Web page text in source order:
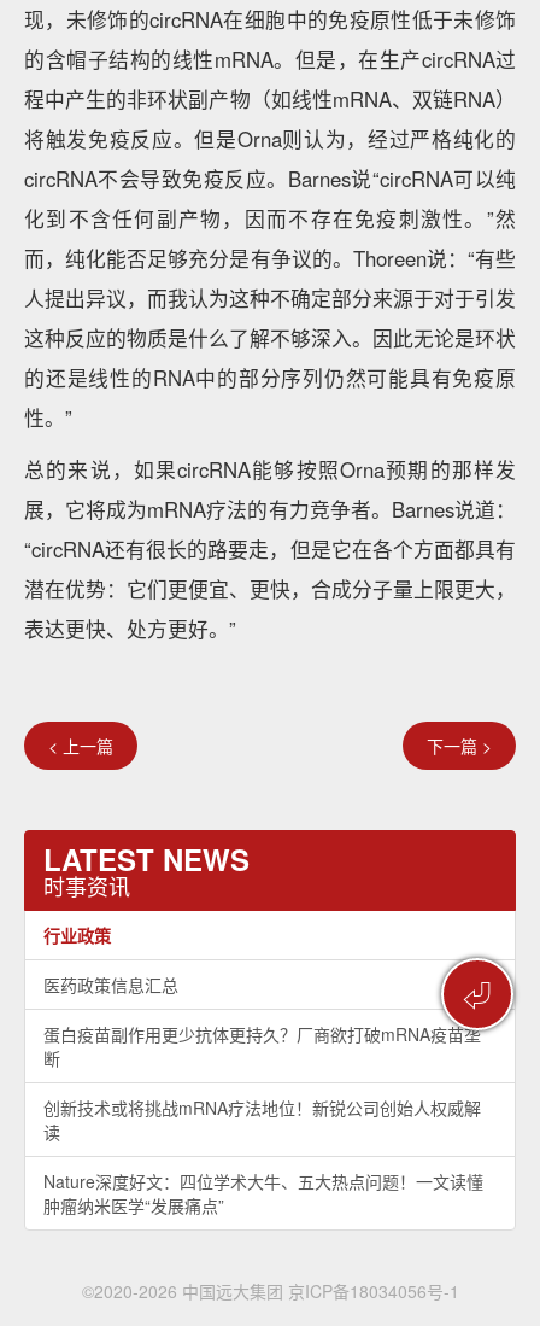
⏎
现，未修饰的circRNA在细胞中的免疫原性低于未修饰
的含帽子结构的线性mRNA。但是，在生产circRNA过
程中产生的非环状副产物（如线性mRNA、双链RNA）
将触发免疫反应。但是Orna则认为，经过严格纯化的
circRNA不会导致免疫反应。Barnes说“circRNA可以纯
化到不含任何副产物，因而不存在免疫刺激性。”然
而，纯化能否足够充分是有争议的。Thoreen说：“有些
人提出异议，而我认为这种不确定部分来源于对于引发
这种反应的物质是什么了解不够深入。因此无论是环状
的还是线性的RNA中的部分序列仍然可能具有免疫原
性。”
总的来说，如果circRNA能够按照Orna预期的那样发
展，它将成为mRNA疗法的有力竞争者。Barnes说道：
“circRNA还有很长的路要走，但是它在各个方面都具有
潜在优势：它们更便宜、更快，合成分子量上限更大，
表达更快、处方更好。”
< 上一篇 下一篇 >
LATEST NEWS
时事资讯
行业政策
医药政策信息汇总
蛋白疫苗副作用更少抗体更持久？厂商欲打破mRNA疫苗垄
断
创新技术或将挑战mRNA疗法地位！新锐公司创始人权威解
读
Nature深度好文：四位学术大牛、五大热点问题！一文读懂
肿瘤纳米医学“发展痛点”
©2020-2026 中国远大集团 京ICP备18034056号-1